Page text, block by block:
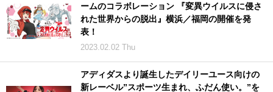
ームのコラボレーション 『変異ウイルスに侵さ
れた世界からの脱出』横浜／福岡の開催を発
表！
2023.02.02 Thu
アディダスより誕生したデイリーユース向けの
新レーベル”スポーツ生まれ、ふだん使い。”を